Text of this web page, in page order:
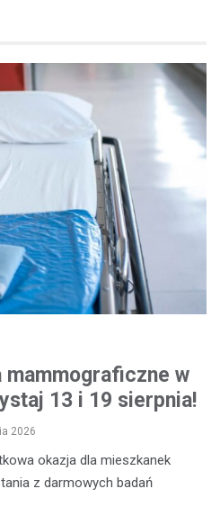
mammograficzne w
13 i 19 sierpnia!
2026
okazja dla mieszkanek
z darmowych badań